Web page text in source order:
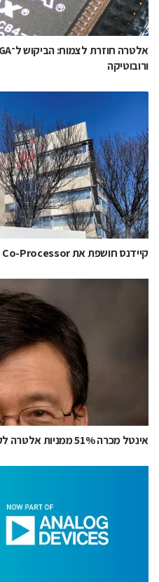
ורובוטיקה
קיידנס חושפת את Tensilica NeuroEdge 130 AI Co-Processor
אינטל מכרה 51% ממניות אלטרה לקרן ההשקעות סילבר לייק